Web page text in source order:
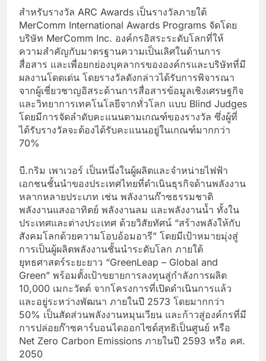
สำหรับรางวัล ARC Awards เป็นรางวัลภายใต้
MerComm International Awards Programs จัดโดย
บริษัท MerComm Inc. องค์กรอิสระระดับโลกที่ให้
ความสำคัญกับมาตรฐานความเป็นเลิศในด้านการ
สื่อสาร และเพื่อยกย่องบุคลากรขององค์กรและบริษัทที่มี
ผลงานโดดเด่น โดยรางวัลดังกล่าวได้รับการพิจารณา
จากผู้เชี่ยวชาญอิสระด้านการสื่อสารข้อมูลเชิงเศรษฐกิจ
และวิทยาการเทคโนโลยีจากทั่วโลก แบบ Blind Judges
โดยมีการจัดลำดับคะแนนตามเกณฑ์ของรางวัล ซึ่งผู้ที่
ได้รับรางวัลจะต้องได้รับคะแนนอยู่ในเกณฑ์มากกว่า
70%
บี.กริม เพาเวอร์ เป็นหนึ่งในผู้ผลิตและจำหน่ายไฟฟ้า
เอกชนชั้นนำของประเทศไทยที่ดำเนินธุรกิจด้านพลังงาน
หลากหลายประเภท เช่น พลังงานก๊าซธรรมชาติ
พลังงานแสงอาทิตย์ พลังงานลม และพลังงานน้ำ ทั้งใน
ประเทศและต่างประเทศ ด้วยวิสัยทัศน์ “สร้างพลังให้กับ
สังคมโลกด้วยความโอบอ้อมอารี” โดยมีเป้าหมายมุ่งสู่
การเป็นผู้ผลิตพลังงานชั้นนำระดับโลก ภายใต้
ยุทธศาสตร์ระยะยาว “GreenLeap – Global and
Green” พร้อมตั้งเป้าขยายการลงทุนสู่กำลังการผลิต
10,000 เมกะวัตต์ จากโครงการที่เปิดดำเนินการแล้ว
และอยู่ระหว่างพัฒนา ภายในปี 2573 โดยมากกว่า
50% เป็นสัดส่วนพลังงานหมุนเวียน และก้าวสู่องค์กรที่มี
การปล่อยก๊าซคาร์บอนไดออกไซด์สุทธิเป็นศูนย์ หรือ
Net Zero Carbon Emissions ภายในปี 2593 หรือ คศ.
2050